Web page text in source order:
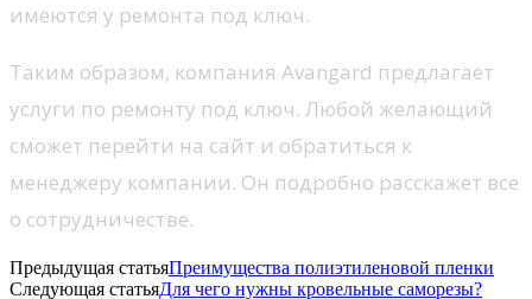
имеются у ремонта под ключ.
Таким образом, компания Avangard предлагает
услуги по ремонту под ключ. Любой желающий
сможет перейти на сайт и обратиться к
менеджеру компании. Он подробно расскажет все
о сотрудничестве.
Предыдущая статьяПреимущества полиэтиленовой пленки
Следующая статьяДля чего нужны кровельные саморезы?